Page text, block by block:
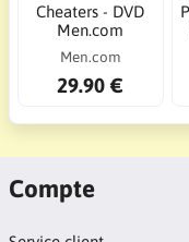
Cheaters - DVD
Men.com
Men.com
29.90 €
Compte